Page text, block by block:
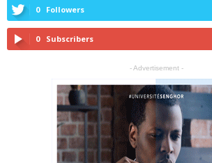
0 Followers
0 Subscribers
- Advertisement -